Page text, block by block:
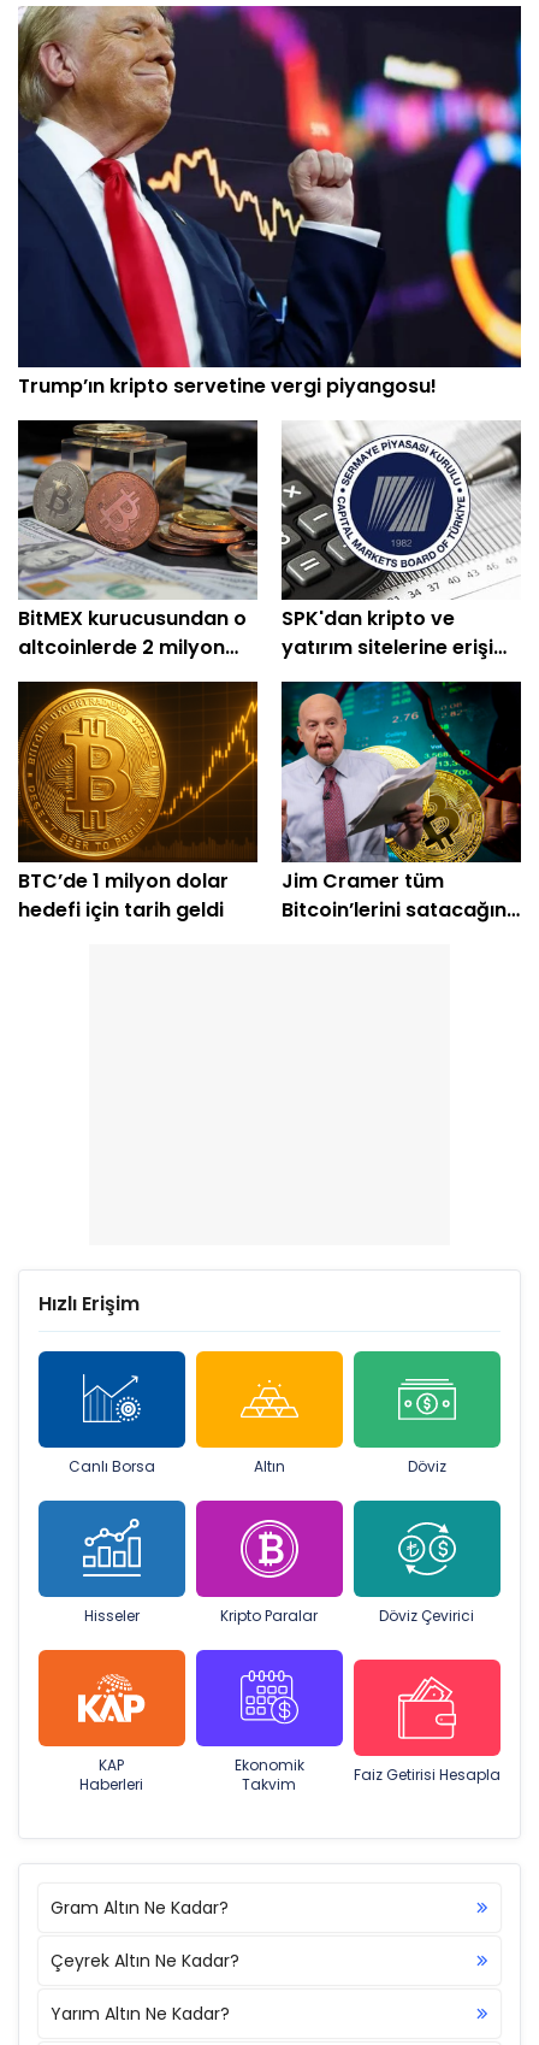
Trump’ın kripto servetine vergi piyangosu!
BitMEX kurucusundan o
altcoinlerde 2 milyon
dolarlık alım
SPK'dan kripto ve
yatırım sitelerine erişim
engeli
BTC’de 1 milyon dolar
hedefi için tarih geldi
Jim Cramer tüm
Bitcoin’lerini satacağını
Hızlı Erişim
Canlı Borsa Altın Döviz
Hisseler Kripto Paralar Döviz Çevirici
KAP
Haberleri
Ekonomik
Takvim
Faiz Getirisi Hesapla
Gram Altın Ne Kadar?
Çeyrek Altın Ne Kadar?
Yarım Altın Ne Kadar?